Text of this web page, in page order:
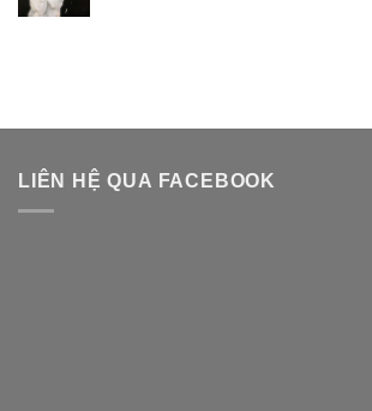
LIÊN HỆ QUA FACEBOOK